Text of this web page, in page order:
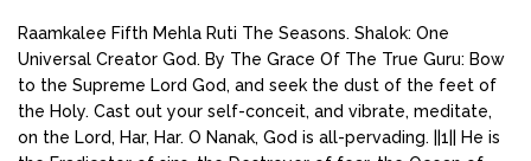
Raamkalee Fifth Mehla Ruti The Seasons. Shalok: One
Universal Creator God. By The Grace Of The True Guru: Bow
to the Supreme Lord God, and seek the dust of the feet of
the Holy. Cast out your self-conceit, and vibrate, meditate,
on the Lord, Har, Har. O Nanak, God is all-pervading. ||1|| He is